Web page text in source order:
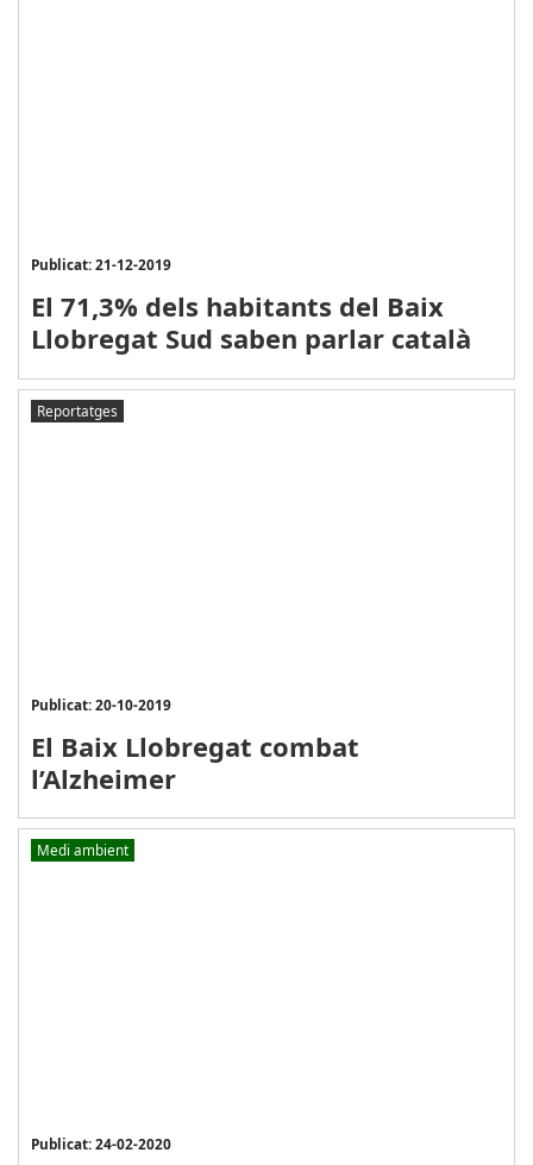
Publicat: 21-12-2019
El 71,3% dels habitants del Baix
Llobregat Sud saben parlar català
Reportatges
Publicat: 20-10-2019
El Baix Llobregat combat
l’Alzheimer
Medi ambient
Publicat: 24-02-2020